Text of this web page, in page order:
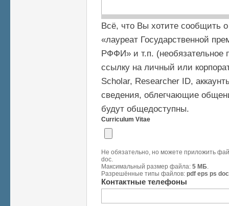
Всё, что Вы хотите сообщить
«лауреат Государственной
РФФИ» и т.п. (необязательное
ссылку на личный или
Scholar, Researcher ID,
сведения, облегчающие
будут общедоступны.
Curriculum Vitae
Не обязательно, но можете приложить
doc.
Максимальный размер файла: 5 МБ
Разрешённые типы файлов: pdf eps ps doc
Контактные телефоны